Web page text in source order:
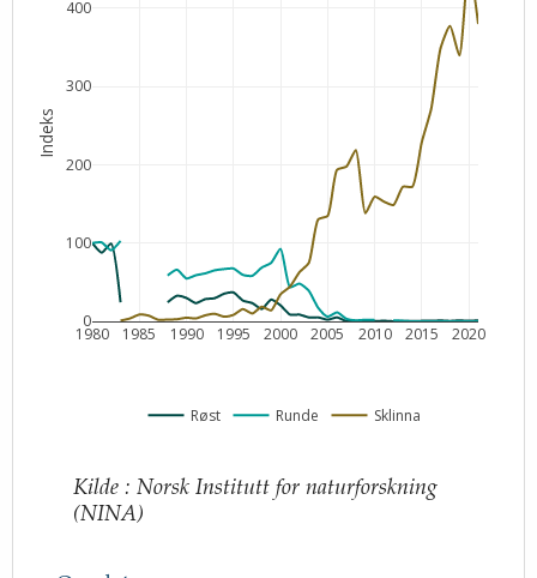
1980 1985 1990 1995 2000 2005 2010 2015 2020
0
100
200
300
400
Røst Runde Sklinna
Indeks
Kilde : Norsk Institutt for naturforskning
(NINA)